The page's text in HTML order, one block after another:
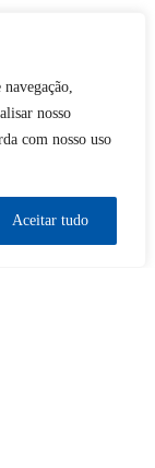
nosso
com nosso uso
Aceitar tudo